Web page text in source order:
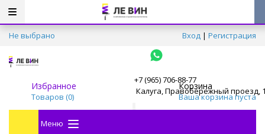
Не выбрано Вход | Регистрация
+7 (965) 706-88-77
Калуга, Правобережный проезд,
Избранное
Товаров (0)
Корзина
Ваша корзина пуста
Меню